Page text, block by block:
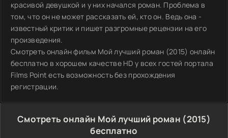
красивой девушкой и у них начался роман. Проблема в
том, что он не может рассказать ей, кто он. Ведь она -
известный критик и пишет разгромные рецензии на его
произведения.
Смотреть онлайн фильм Мой лучший роман (2015) онлайн
бесплатно в хорошем качестве HD у всех гостей портала
Films Point есть возможность без прохождения
регистрации.
Смотреть онлайн Мой лучший роман (2015)
бесплатно